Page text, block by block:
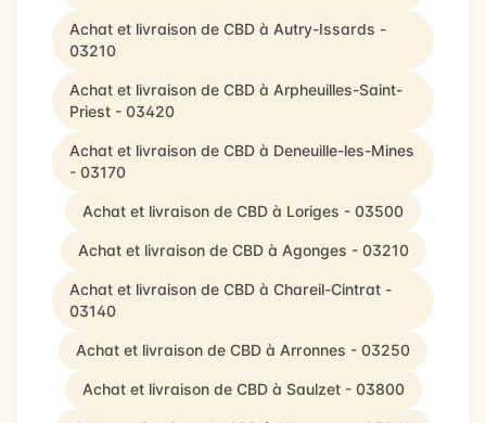
Achat et livraison de CBD à Autry-Issards -
03210
Achat et livraison de CBD à Arpheuilles-Saint-
Priest - 03420
Achat et livraison de CBD à Deneuille-les-Mines
- 03170
Achat et livraison de CBD à Loriges - 03500
Achat et livraison de CBD à Agonges - 03210
Achat et livraison de CBD à Chareil-Cintrat -
03140
Achat et livraison de CBD à Arronnes - 03250
Achat et livraison de CBD à Saulzet - 03800